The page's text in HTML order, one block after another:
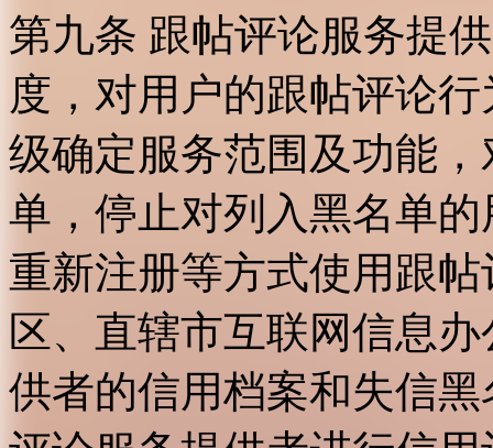
第九条 跟帖评论服务提
度，对用户的跟帖评论
级确定服务范围及功能
单，停止对列入黑名单
重新注册等方式使用跟
区、直辖市互联网信息
供者的信用档案和失信